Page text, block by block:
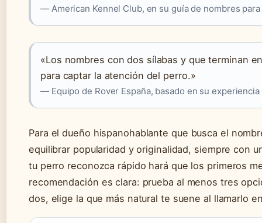
— American Kennel Club, en su guía de nombres
«Los nombres con dos sílabas y que terminan
para captar la atención del perro.»
— Equipo de Rover España, basado en su
Para el dueño hispanohablante que busca el
equilibrar popularidad y originalidad, siempre con
tu perro reconozca rápido hará que los primeros
recomendación es clara: prueba al menos tres
dos, elige la que más natural te suene al llamarlo